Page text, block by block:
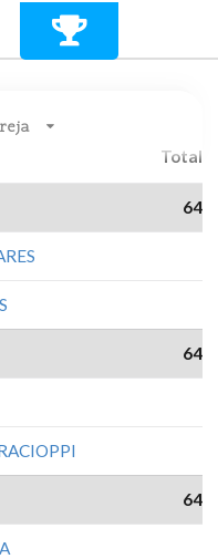
Total
64
64
64